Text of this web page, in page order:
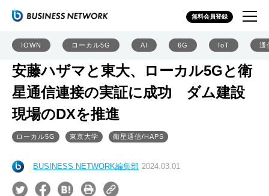
無料会員登録
IOWN ローカル5G AI 6G IoT 通
安藤ハザマと東大、ローカル5Gと衛
星通信連接の実証に成功 ダム建設
現場のDXを推進
ローカル5G 東京大学 衛星通信/HAPS
BUSINESS NETWORK編集部 2024.03.01